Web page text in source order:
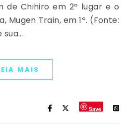
de Chihiro em 2º lugar e o
Mugen Train, em 1º. (Fonte:
sua…
MAIS
Save